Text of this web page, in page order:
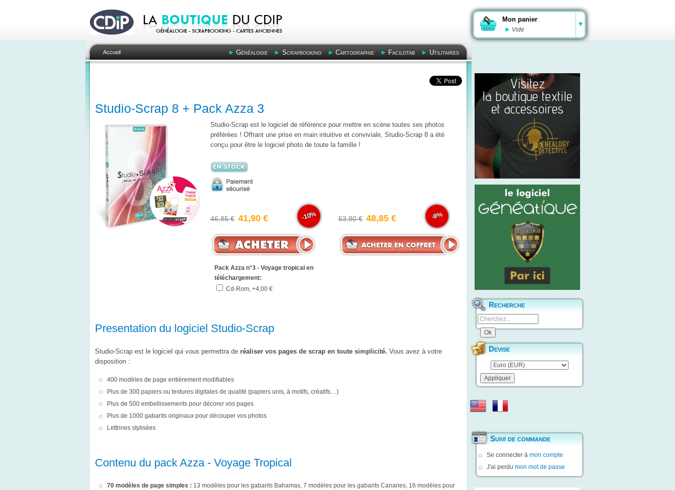
Mon panier
Vide
Accueil Généalogie Scrapbooking Cartographie Facilotab Utilitaires
Studio-Scrap 8 + Pack Azza 3
Studio-Scrap est le logiciel de référence pour mettre en scène toutes ses photos
préférées ! Offrant une prise en main intuitive et conviviale, Studio-Scrap 8 a été
conçu pour être le logiciel photo de toute la famille !
46,85 € 41,90 € -10%
Pack Azza n°3 - Voyage tropical en
téléchargement:
Cd-Rom, +4,00 €
53,80 € 48,85 € -9%
Presentation du logiciel Studio-Scrap
Studio-Scrap est le logiciel qui vous permettra de réaliser vos pages de scrap en toute simplicité. Vous avez à votre
disposition :
400 modèles de page entièrement modifiables
Plus de 300 papiers ou textures digitales de qualité (papiers unis, à motifs, créatifs…)
Plus de 500 embellissements pour décorer vos pages
Plus de 1000 gabarits originaux pour découper vos photos
Lettrines stylisées
Contenu du pack Azza - Voyage Tropical
70 modèles de page simples : 13 modèles pour les gabarits Bahamas, 7 modèles pour les gabarits Canaries, 16 modèles pour
Recherche
Devise
Suivi de commande
Se connecter à mon compte
J'ai perdu mon mot de passe